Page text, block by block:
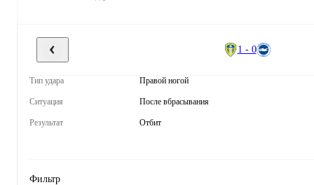
1 - 0
Тип удара Правой ногой
Ситуация После вбрасывания
Результат Отбит
Фильтр